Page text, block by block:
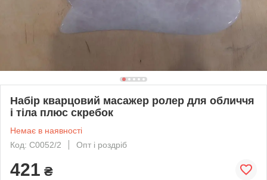
Набір кварцовий масажер ролер для обличчя
і тіла плюс скребок
Немає в наявності
Код: С0052/2
Опт і роздріб
421 ₴